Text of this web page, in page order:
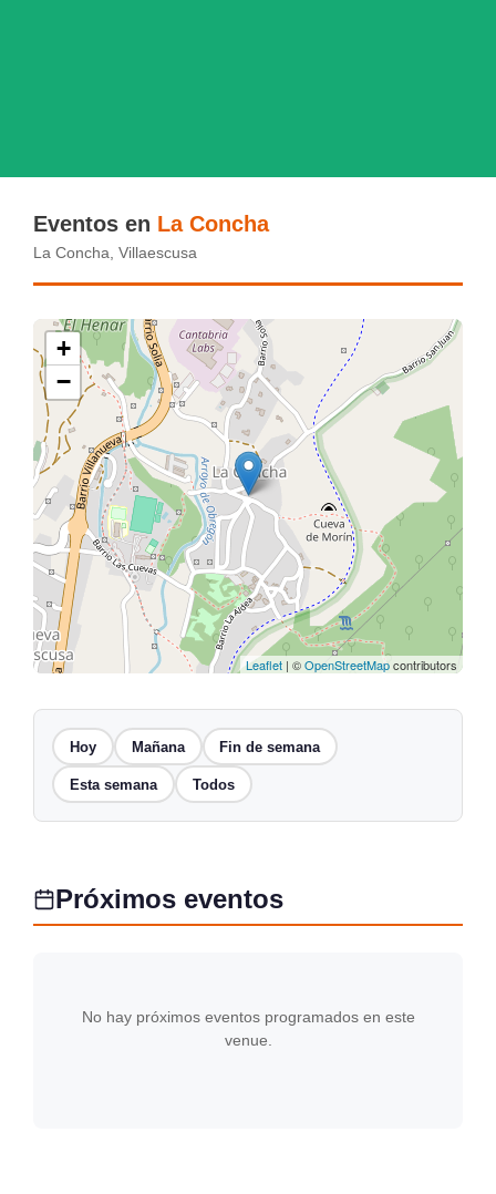
Eventos en La Concha
La Concha, Villaescusa
+
−
Leaflet | ©OpenStreetMapcontributors
Hoy Mañana Fin de semana
Esta semana Todos
Próximos eventos
No hay próximos eventos programados en este
venue.